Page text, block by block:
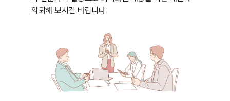
의뢰해 보시길 바랍니다.